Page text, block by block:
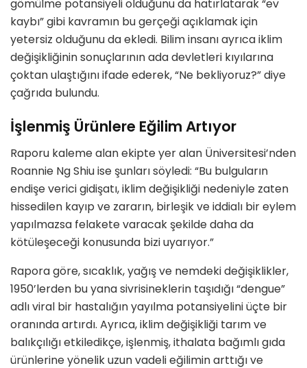
gömülme potansiyeli olduğunu da hatırlatarak “ev
kaybı” gibi kavramın bu gerçeği açıklamak için
yetersiz olduğunu da ekledi. Bilim insanı ayrıca iklim
değişikliğinin sonuçlarının ada devletleri kıyılarına
çoktan ulaştığını ifade ederek, “Ne bekliyoruz?” diye
çağrıda bulundu.
İşlenmiş Ürünlere Eğilim Artıyor
Raporu kaleme alan ekipte yer alan Üniversitesi’nden
Roannie Ng Shiu ise şunları söyledi: “Bu bulguların
endişe verici gidişatı, iklim değişikliği nedeniyle zaten
hissedilen kayıp ve zararın, birleşik ve iddialı bir eylem
yapılmazsa felakete varacak şekilde daha da
kötüleşeceği konusunda bizi uyarıyor.”
Rapora göre, sıcaklık, yağış ve nemdeki değişiklikler,
1950’lerden bu yana sivrisineklerin taşıdığı “dengue”
adlı viral bir hastalığın yayılma potansiyelini üçte bir
oranında artırdı. Ayrıca, iklim değişikliği tarım ve
balıkçılığı etkiledikçe, işlenmiş, ithalata bağımlı gıda
ürünlerine yönelik uzun vadeli eğilimin arttığı ve